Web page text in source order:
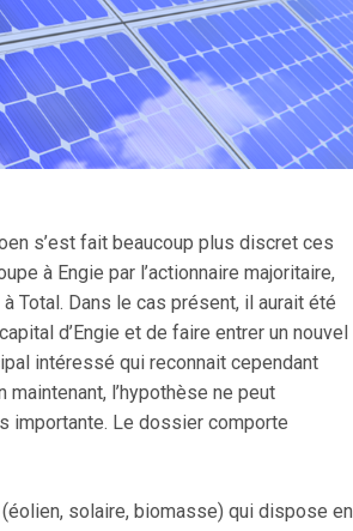
s’est fait beaucoup plus discret ces
à Engie par l’actionnaire majoritaire,
Total. Dans le cas présent, il aurait été
d’Engie et de faire entrer un nouvel
intéressé qui reconnait cependant
l’hypothèse ne peut
importante. Le dossier comporte
solaire, biomasse) qui dispose en